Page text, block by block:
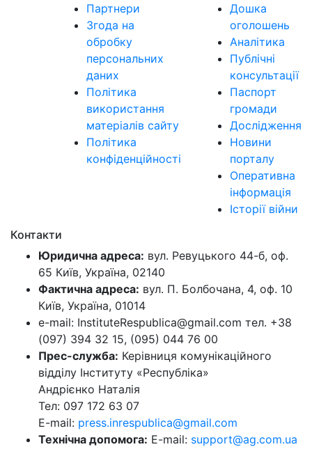
Партнери
Згода на
обробку
персональних
даних
Політика
використання
матеріалів сайту
Політика
конфіденційності
Дошка
оголошень
Аналітика
Публічні
консультації
Паспорт
громади
Дослідження
Новини
порталу
Оперативна
інформація
Історії війни
Контакти
Юридична адреса: вул. Ревуцького 44-б, оф.
65 Київ, Україна, 02140
Фактична адреса: вул. П. Болбочана, 4, оф. 10
Київ, Україна, 01014
e-mail: InstituteRespublica@gmail.com тел. +38
(097) 394 32 15, (095) 044 76 00
Прес-служба: Керівниця комунікаційного
відділу Інституту «Республіка»
Андрієнко Наталія
Тел: 097 172 63 07
E-mail: press.inrespublica@gmail.com
Технічна допомога: E-mail: support@ag.com.ua